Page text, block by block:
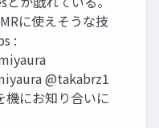
に使えそうな技
:
@takabrz1
にお知り合いに